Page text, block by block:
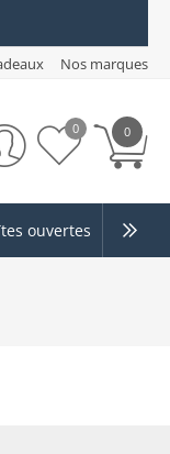
Nos marques
0
0
ouvertes